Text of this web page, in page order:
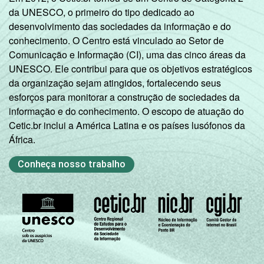
da UNESCO, o primeiro do tipo dedicado ao
desenvolvimento das sociedades da informação e do
conhecimento. O Centro está vinculado ao Setor de
Comunicação e Informação (CI), uma das cinco áreas da
UNESCO. Ele contribui para que os objetivos estratégicos
da organização sejam atingidos, fortalecendo seus
esforços para monitorar a construção de sociedades da
informação e do conhecimento. O escopo de atuação do
Cetic.br inclui a América Latina e os países lusófonos da
África.
Conheça nosso trabalho